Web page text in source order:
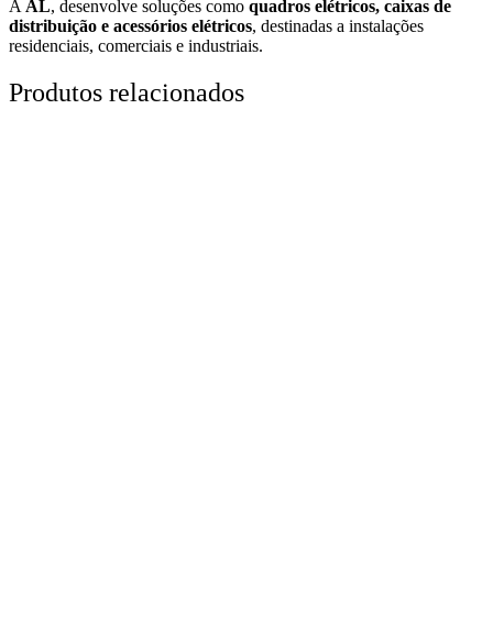
AAL, desenvolve soluções como quadros elétricos, caixas de
distribuição e acessórios elétricos, destinadas a instalações
residenciais, comerciais e industriais.
Produtos relacionados